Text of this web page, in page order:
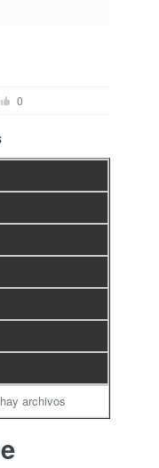
0
archivos